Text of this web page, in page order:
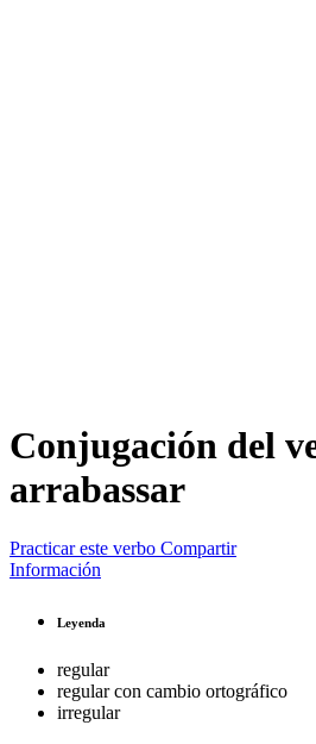
Conjugación del
arrabassar
Practicar este verbo Compartir
Información
Leyenda
regular
regular con cambio ortográfico
irregular